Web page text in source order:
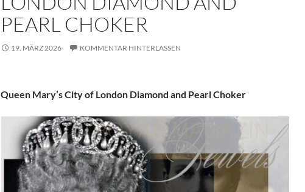
PEARL CHOKER
19. MÄRZ 2026 KOMMENTAR HINTERLASSEN
Queen Mary’s City of London Diamond and Pearl Choker